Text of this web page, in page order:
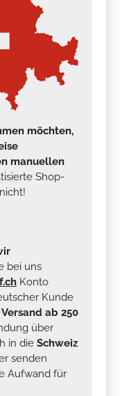
möchten,
manuellen
Shop-
bei uns
Konto
Kunde
ab 250
über
in die Schweiz
senden
Aufwand für